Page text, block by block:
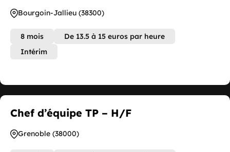
Bourgoin-Jallieu (38300)
8 mois
De 13.5 à 15 euros par heure
Intérim
Chef d’équipe TP – H/F
Grenoble (38000)